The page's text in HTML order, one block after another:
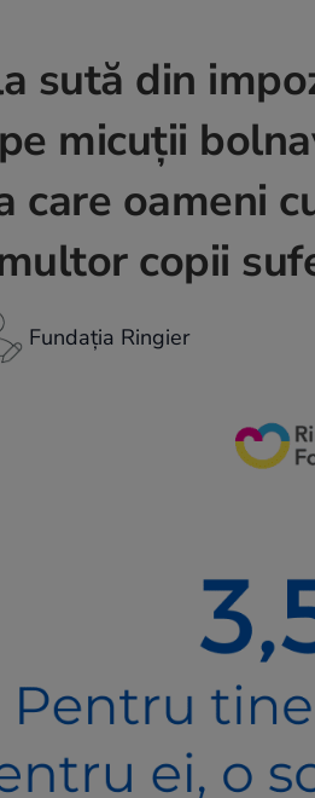
sută din
micuții
care oameni
copii
Fundația Ringier